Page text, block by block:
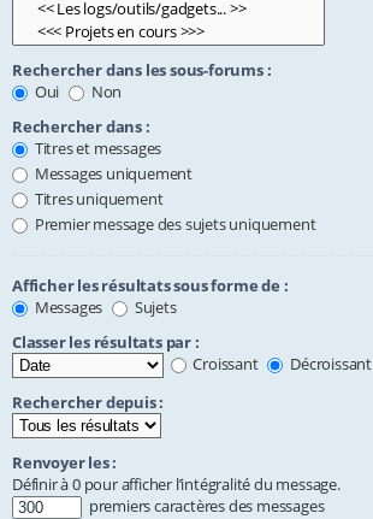
Rechercher dans les sous-forums :
Oui
Non
Rechercher dans :
Titres et messages
Messages uniquement
Titres uniquement
Premier message des sujets uniquement
Afficher les résultats sous forme de :
Messages
Sujets
Classer les résultats par :
Croissant
Décroissant
Rechercher depuis :
Renvoyer les :
Définir à 0 pour afficher l’intégralité du message.
premiers caractères des messages